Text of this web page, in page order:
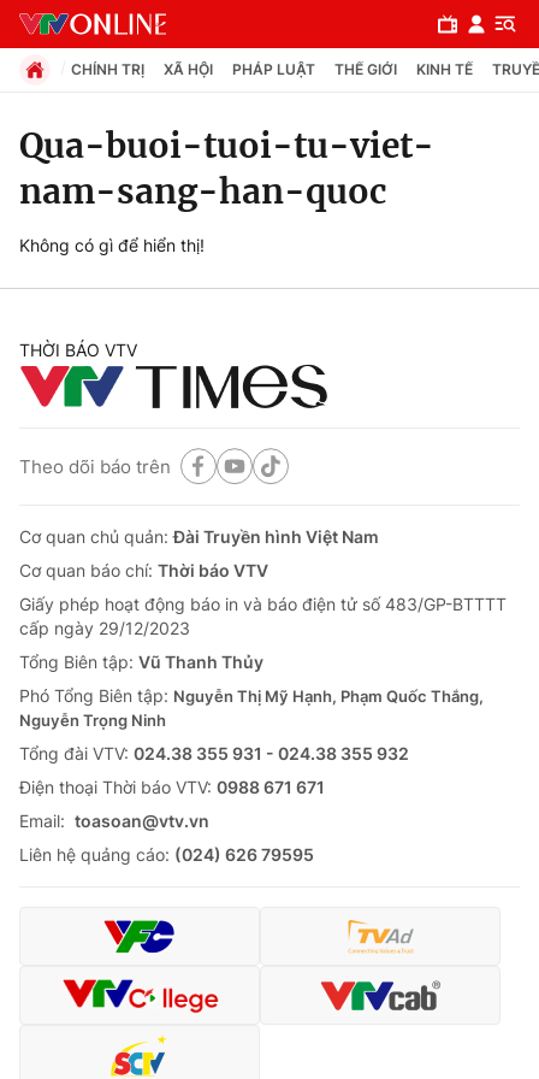
Chuyên mục
Chính trị
Pháp luật
Tin tức
Thế giới đó đây
Câu chuyện quốc tế
Kinh tế
Tài chính
Thị trường
Góc doanh nghiệp
Dữ liệu và đời sống
Truyền hình
Phim VTV
Hậu trường
Giải trí
Điện ảnh
Đời sống
Chất lượng cuộc sống
Giáo dục
Tuyển sinh
Học trực tuyến
Công nghệ
Hitech Công nghệ tương lai
CHÍNH TRỊ XÃ HỘI PHÁP LUẬT THẾ GIỚI KINH TẾ
Qua-buoi-tuoi-tu-viet-
nam-sang-han-quoc
Không có gì để hiển thị!
THỜI BÁO VTV
Theo dõi báo trên
Cơ quan chủ quản:Đài Truyền hình Việt Nam
Cơ quan báo chí: Thời báo VTV
Giấy phép hoạt động báo in và báo điện tử số 483/GP-BTTTT
cấp ngày 29/12/2023
Tổng Biên tập: Vũ Thanh Thủy
Phó Tổng Biên tập: Nguyễn Thị Mỹ Hạnh, Phạm Quốc Thắng,
Nguyễn Trọng Ninh
Tổng đài VTV: 024.38 355 931 - 024.38 355 932
Ðiện thoại Thời báo VTV: 0988 671 671
Email: toasoan@vtv.vn
Liên hệ quảng cáo: (024) 626 79595